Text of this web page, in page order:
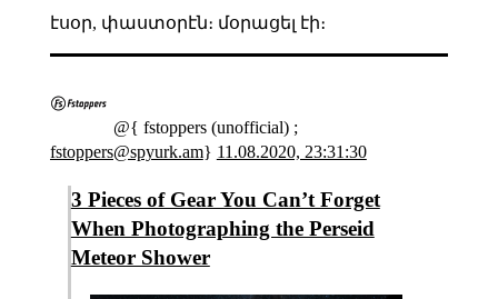
էսօր, փաստօրէն։ մօրացել էի։
@{ fstoppers (unofficial) ;
fstoppers@spyurk.am} 11.08.2020, 23:31:30
3 Pieces of Gear You Can’t Forget
When Photographing the Perseid
Meteor Shower